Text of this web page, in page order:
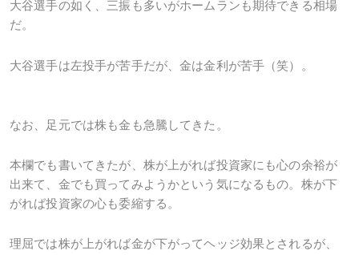
大谷選手の如く、三振も多いがホームランも期待できる相場
だ。
大谷選手は左投手が苦手だが、金は金利が苦手（笑）。
なお、足元では株も金も急騰してきた。
本欄でも書いてきたが、株が上がれば投資家にも心の余裕が
出来て、金でも買ってみようかという気になるもの。株が下
がれば投資家の心も委縮する。
理屈では株が上がれば金が下がってヘッジ効果とされるが、